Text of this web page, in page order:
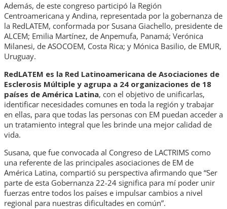
Además, de este congreso participó la Región
Centroamericana y Andina, representada por la gobernanza de
la RedLATEM, conformada por Susana Giachello, presidente de
ALCEM; Emilia Martínez, de Anpemufa, Panamá; Verónica
Milanesi, de ASOCOEM, Costa Rica; y Mónica Basilio, de EMUR,
Uruguay.
RedLATEM es la Red Latinoamericana de Asociaciones de
Esclerosis Múltiple y agrupa a 24 organizaciones de 18
países de América Latina, con el objetivo de unificarlas,
identificar necesidades comunes en toda la región y trabajar
en ellas, para que todas las personas con EM puedan acceder a
un tratamiento integral que les brinde una mejor calidad de
vida.
Susana, que fue convocada al Congreso de LACTRIMS como
una referente de las principales asociaciones de EM de
América Latina, compartió su perspectiva afirmando que “Ser
parte de esta Gobernanza 22-24 significa para mí poder unir
fuerzas entre todos los países e impulsar cambios a nivel
regional para nuestras dificultades en común”.